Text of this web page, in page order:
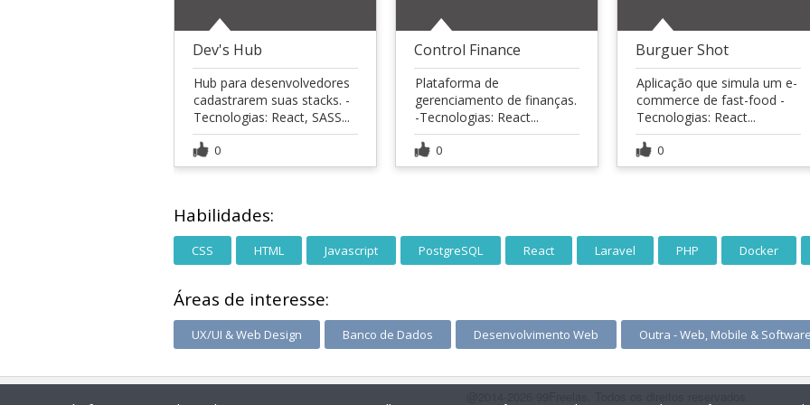
Dev's Hub
Hub para desenvolvedores
cadastrarem suas stacks. -
Tecnologias: React, SASS...
0
Control Finance
Plataforma de
gerenciamento de finanças.
-Tecnologias: React...
0
Burguer Shot
Aplicação que simula um e-
commerce de fast-food -
Tecnologias: React...
0
Habilidades:
CSS HTML Javascript PostgreSQL React Laravel PHP Docker
Áreas de interesse:
UX/UI & Web Design Banco de Dados Desenvolvimento Web Outra - Web, Mobile & Software